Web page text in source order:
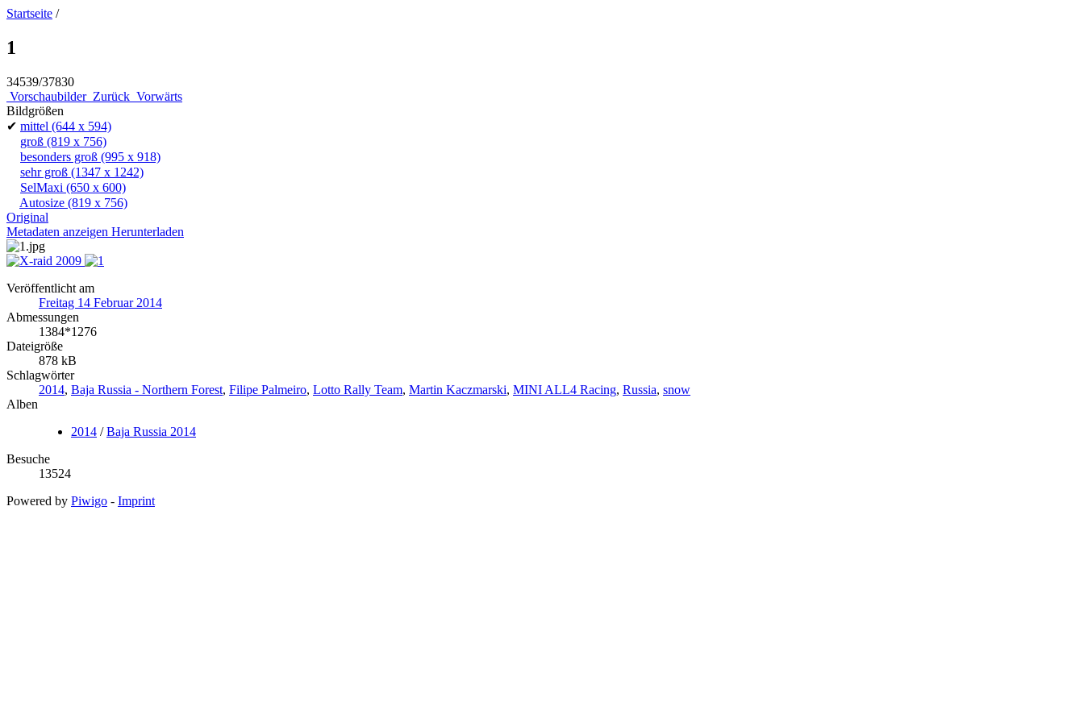
Startseite /
1
34539/37830
Vorschaubilder Zurück Vorwärts
Bildgrößen
✔ mittel (644 x 594)
groß (819 x 756)
besonders groß (995 x 918)
sehr groß (1347 x 1242)
SelMaxi (650 x 600)
Autosize (819 x 756)
Original
Metadaten anzeigen Herunterladen
Veröffentlicht am
Freitag 14 Februar 2014
Abmessungen
1384*1276
Dateigröße
878 kB
Schlagwörter
2014, Baja Russia - Northern Forest, Filipe Palmeiro, Lotto Rally Team, Martin Kaczmarski, MINI ALL4 Racing, Russia, snow
Alben
2014 /Baja Russia 2014
Besuche
13524
Powered by Piwigo - Imprint